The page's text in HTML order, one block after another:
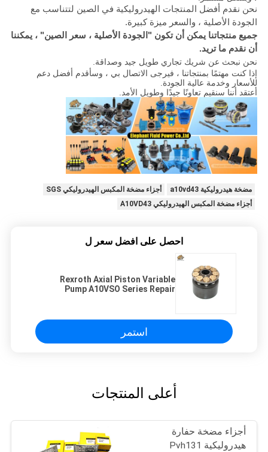
نحن نقدم أفضل المنتجات الهيدروليكية في الصين لتتناسب مع
الجودة الأصلية ، والسعر ميزة كبيرة.
جميع منتجاتنا يمكن أن تكون "الجودة الأصلية ، سعر الصين" ، يمكننا
أن نقدم ما تريد.
نحن نبحث عن شريك تجاري طويل جيد وصداقة.
إذا كنت مهتمًا بمنتجاتنا ، فيرجى الاتصال بي ، وسأقدم أفضل دعم
للأسعار وخدمة عالية الجودة.
أعتقد أننا سنقيم تعاونًا جيدًا وطويل الأمد.
مضخة هيدروليكية a10vd43
أجزاء مضخة المكبس الهيدروليكي SGS
أجزاء مضخة المكبس الهيدروليكي A10VD43
احصل على افضل سعر ل
Rexroth Axial Piston Variable
Pump A10VSO Series Repair
Group
استمر
أعلى المنتجات
أجزاء مضخة حفارة
هيدروليكية Pvh131